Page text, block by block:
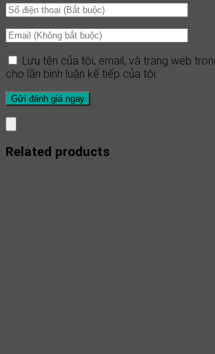
Lưu tên của tôi, email, và trang web
cho lần bình luận kế tiếp của tôi.
Related products